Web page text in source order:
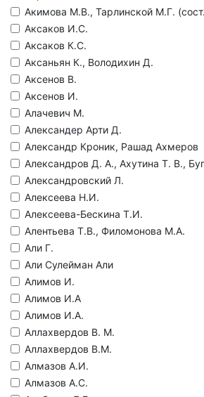
Акимова М.В., Тарлинской М.Г.
Аксаков И.С.
Аксаков К.С.
Аксаньян К., Володихин Д.
Аксенов В.
Аксенов И.
Алачевич М.
Александер Арти Д.
Александр Кроник, Рашад Ахмеров
Александров Д. А., Ахутина Т. В.,
Александровский Л.
Алексеева Н.И.
Алексеева-Бескина Т.И.
Алентьева Т.В., Филомонова М.А.
Али Г.
Али Сулейман Али
Алимов И.
Алимов И.А
Алимов И.А.
Аллахвердов В. М.
Аллахвердов В.М.
Алмазов А.И.
Алмазов А.С.